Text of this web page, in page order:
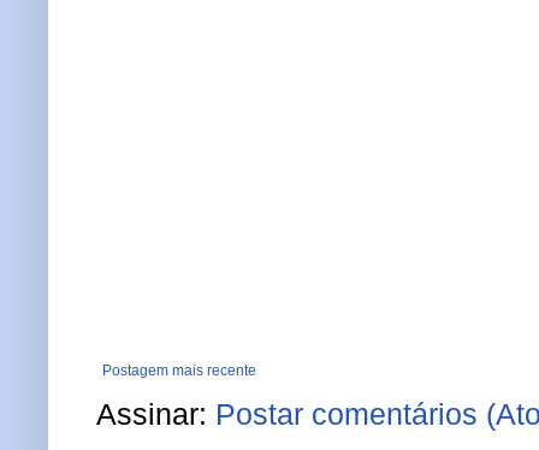
Postagem mais recente
Assinar: Postar comentários